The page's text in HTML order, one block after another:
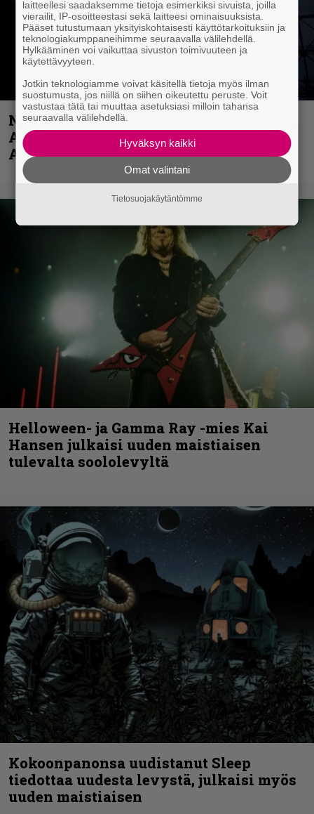
Näin lähtee Ghostin Tobias Forgelta
Accept – menossa mukana myös
Anthrax- ja Korn-miehistöä
Helloween- ja Gamma Ray -mies Kai
Hansen julkaisi uuden maistiaisen
tulevalta soololevyltä
Kokoonpanonsa uudistanut Sleep
tiedottaa uudesta levystä, julkaisi myös
uuden maistiaisen
laitteellesi saadaksemme tietoja esimerkiksi sivuista, joilla
vierailit, IP-osoitteestasi sekä laitteesi ominaisuuksista.
Pääset tutustumaan yksityiskohtaisesti käyttötarkoituksiin ja
teknologiakumppaneihimme seuraavalla välilehdellä.
Hylkääminen voi vaikuttaa sivuston toimivuuteen ja
käytettävyyteen.
Jotkin teknologiamme voivat käsitellä tietoja myös ilman
suostumusta, jos niillä on siihen oikeutettu peruste. Voit
vastustaa tätä tai muuttaa asetuksiasi milloin tahansa
seuraavalla välilehdellä.
Hyväksyn kaikki
Omat valintani
Tietosuojakäytäntömme